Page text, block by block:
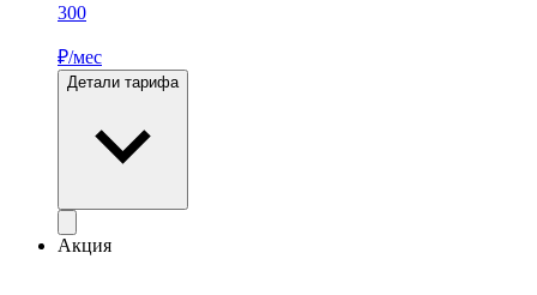
300
₽/мес
Детали тарифа
Акция